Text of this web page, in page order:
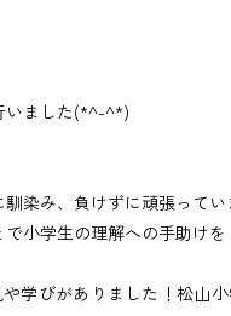
いました(*^-^*)
染み、負けずに頑張って
で小学生の理解への手助け
学びがありました！松山